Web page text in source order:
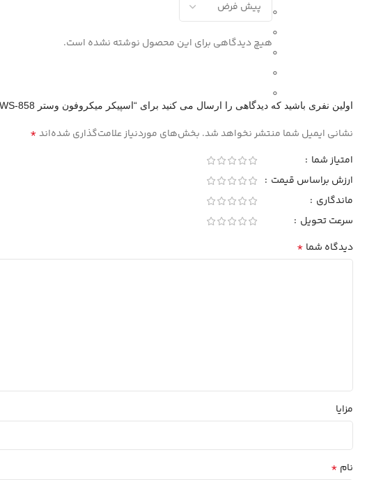
0
0
0
0
0
هیچ دیدگاهی برای این محصول نوشته نشده است.
اولین نفری باشید که دیدگاهی را ارسال می کنید برای “اسپیکر میکروفون وستر WS-858”
نشانی ایمیل شما منتشر نخواهد شد. بخش‌های موردنیاز علامت‌گذاری شده‌اند*
امتیاز شما
ارزش براساس قیمت
ماندگاری
سرعت تحویل
دیدگاه شما *
مزایا
نام *